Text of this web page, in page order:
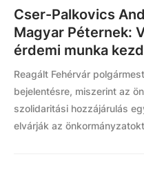
Cser-Palkovics
Magyar Péternek:
érdemi munka
Reagált Fehérvár
bejelentésre, miszerint az
szolidaritási hozzájárulás
elvárják az